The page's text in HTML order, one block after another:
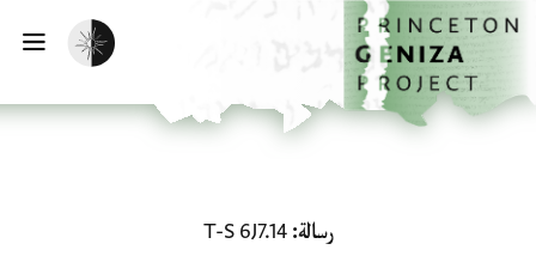
إلى المحتوى الرئيسي
الرئيسية
تفعيل الوضع المظلم
رسالة T-S 6J7.14